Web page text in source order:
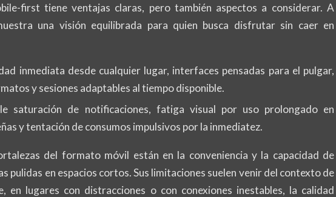
first tiene ventajas claras, pero también aspectos a considerar. A
una visión equilibrada para quien busca disfrutar sin caer en
inmediata desde cualquier lugar, interfaces pensadas para el pulgar,
y sesiones adaptables al tiempo disponible.
saturación de notificaciones, fatiga visual por uso prolongado en
y tentación de consumos impulsivos por la inmediatez.
del formato móvil están en la conveniencia y la capacidad de
pulidas en espacios cortos. Sus limitaciones suelen venir del contexto de
en lugares con distracciones o con conexiones inestables, la calidad